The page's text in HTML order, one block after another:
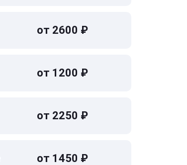
от 2600 ₽
от 1200 ₽
от 2250 ₽
от 1450 ₽